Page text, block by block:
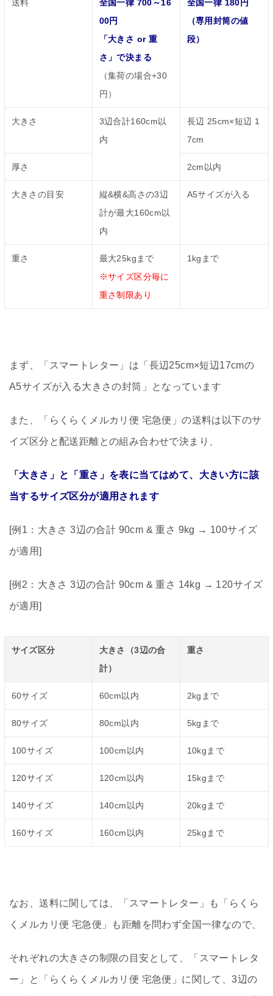
送料
全国一律 700～16
00円
「大きさ or 重
さ」で決まる
（集荷の場合+30
円）
全国一律 180円
（専用封筒の値
段）
大きさ
3辺合計160cm以
内
長辺 25cm×短辺 1
7cm
厚さ 2cm以内
大きさの目安
縦&横&高さの3辺
計が最大160cm以
内
A5サイズが入る
重さ
最大25kgまで
※サイズ区分毎に
重さ制限あり
1kgまで
まず、「スマートレター」は「長辺25cm×短辺17cmの
A5サイズが入る大きさの封筒」となっています
また、「らくらくメルカリ便 宅急便」の送料は以下のサ
イズ区分と配送距離との組み合わせで決まり、
「大きさ」と「重さ」を表に当てはめて、大きい方に該
当するサイズ区分が適用されます
[例1：大きさ 3辺の合計 90cm & 重さ 9kg → 100サイズ
が適用]
[例2：大きさ 3辺の合計 90cm & 重さ 14kg → 120サイズ
が適用]
サイズ区分
大きさ（3辺の合
計）
重さ
60サイズ 60cm以内 2kgまで
80サイズ 80cm以内 5kgまで
100サイズ 100cm以内 10kgまで
120サイズ 120cm以内 15kgまで
140サイズ 140cm以内 20kgまで
160サイズ 160cm以内 25kgまで
なお、送料に関しては、「スマートレター」も「らくら
くメルカリ便 宅急便」も距離を問わず全国一律なので、
それぞれの大きさの制限の目安として、「スマートレタ
ー」と「らくらくメルカリ便 宅急便」に関して、3辺の